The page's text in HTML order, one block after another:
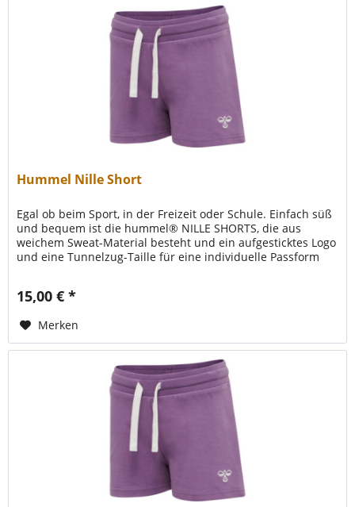
Hummel Nille Short
Egal ob beim Sport, in der Freizeit oder Schule. Einfach süß
und bequem ist die hummel® NILLE SHORTS, die aus
weichem Sweat-Material besteht und ein aufgesticktes Logo
und eine Tunnelzug-Taille für eine individuelle Passform
15,00 € *
Merken